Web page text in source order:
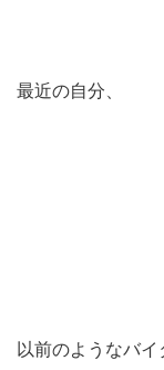
最近の自分、
以前のようなバイ